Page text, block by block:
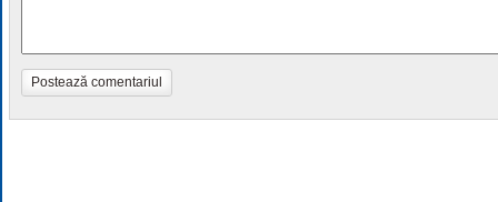
Postează comentariul